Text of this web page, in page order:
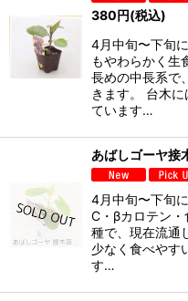
380円(税込)
4月中旬〜下旬
もやわらかく生
長めの中長系で
きます。 台木
ています…
あばしゴーヤ接
4月中旬〜下旬
C・βカロテン
種で、現在流通
少なく食べやす
す…